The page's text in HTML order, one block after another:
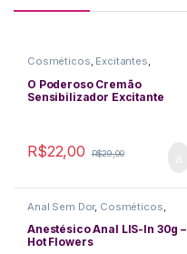
Cosméticos, Excitantes,
Massagem,Performance
Masculina
O Poderoso Cremão
Sensibilizador Excitante
R$22,00 R$29,00
Anal Sem Dor, Cosméticos
Lubrificantes Sexo
Anal
Anestésico Anal LIS-In 30g –
Hot Flowers